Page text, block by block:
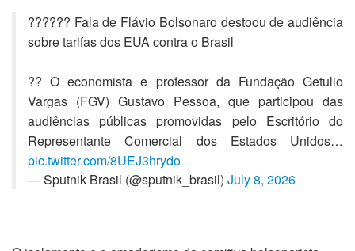
?????? Fala de Flávio Bolsonaro destoou de audiência
sobre tarifas dos EUA contra o Brasil
?? O economista e professor da Fundação Getulio
Vargas (FGV) Gustavo Pessoa, que participou das
audiências públicas promovidas pelo Escritório do
Representante Comercial dos Estados Unidos…
pic.twitter.com/8UEJ3hrydo
— Sputnik Brasil (@sputnik_brasil) July 8, 2026